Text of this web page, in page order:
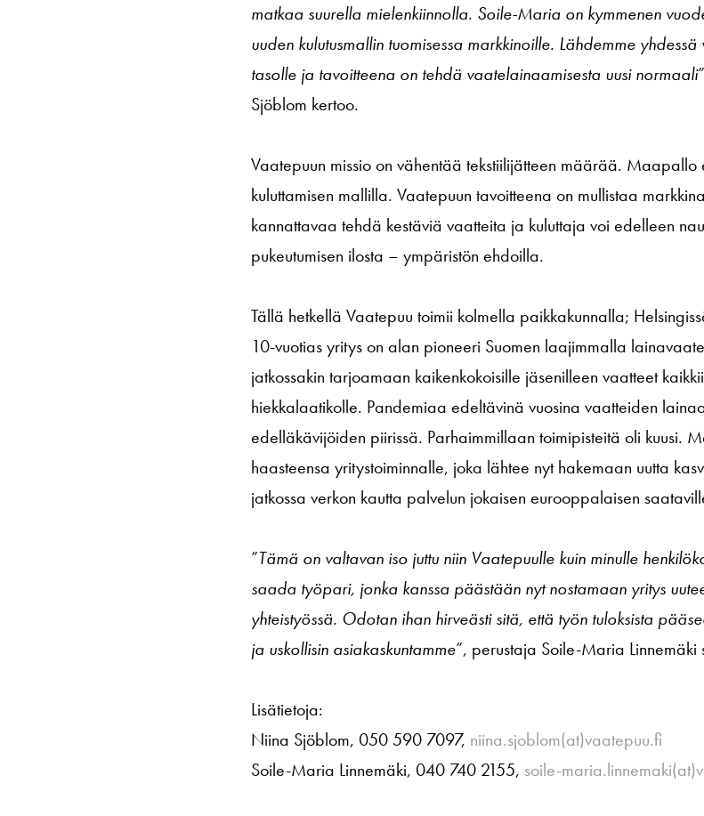
matkaa suurella mielenkiinnolla. Soile-Maria on kymmenen
uuden kulutusmallin tuomisessa markkinoille. Lähdemme
tasolle ja tavoitteena on tehdä vaatelainaamisesta uusi normaali
Sjöblom kertoo.
Vaatepuun missio on vähentää tekstiilijätteen määrää.
kuluttamisen mallilla. Vaatepuun tavoitteena on mullistaa
kannattavaa tehdä kestäviä vaatteita ja kuluttaja voi edelleen
pukeutumisen ilosta – ympäristön ehdoilla.
Tällä hetkellä Vaatepuu toimii kolmella paikkakunnalla;
10-vuotias yritys on alan pioneeri Suomen laajimmalla
jatkossakin tarjoamaan kaikenkokoisille jäsenilleen vaatteet
hiekkalaatikolle. Pandemiaa edeltävinä vuosina vaatteiden
edelläkävijöiden piirissä. Parhaimmillaan toimipisteitä oli kuusi.
haasteensa yritystoiminnalle, joka lähtee nyt hakemaan uutta
jatkossa verkon kautta palvelun jokaisen eurooppalaisen
”Tämä on valtavan iso juttu niin Vaatepuulle kuin minulle
saada työpari, jonka kanssa päästään nyt nostamaan yritys
yhteistyössä. Odotan ihan hirveästi sitä, että työn tuloksista
ja uskollisin asiakaskuntamme”, perustaja Soile-Maria Linnemäki
Lisätietoja:
Niina Sjöblom, 050 590 7097, niina.sjoblom(at)vaatepuu.fi
Soile-Maria Linnemäki, 040 740 2155, soile-